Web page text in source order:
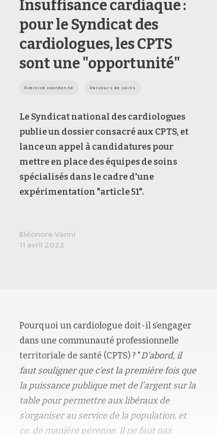
Insuffisance cardiaque :
pour le Syndicat des
cardiologues, les CPTS
sont une "opportunité"
Exercice coordonné Parcours de soins
Le Syndicat national des cardiologues
publie un dossier consacré aux CPTS, et
lance un appel à candidatures pour
mettre en place deséquipes de soins
spécialisés dans le cadre d'une
expérimentation "article 51".
Eléonore Varini
11 avril 2022
Pourquoi un cardiologue doit-il s’engager
dans une communauté professionnelle
territoriale de santé (CPTS) ? "D’abord, il
faut souligner que c’est la première fois que
la puissance publique met de l’argent sur la
table pour permettre aux libéraux de
s’organiser au service de la population, et
ce, de manière pérenne. Il ne faut pas